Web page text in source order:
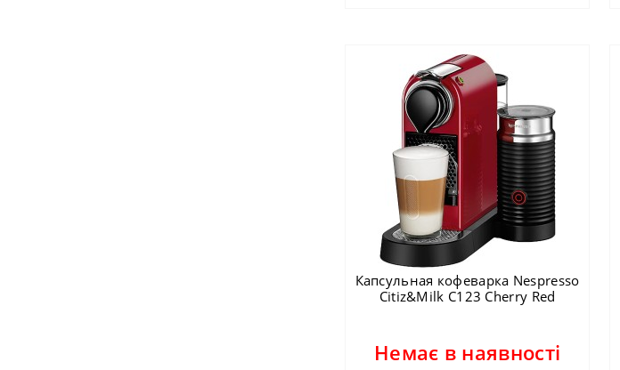
Капсульная кофеварка Nespresso
Citiz&Milk C123 Cherry Red
Немає в наявності